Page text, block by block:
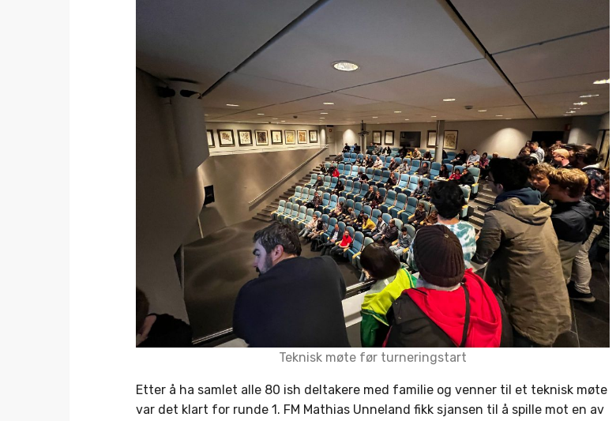
Teknisk møte før turneringstart
Etter å ha samlet alle 80 ish deltakere med familie og venner til et teknisk møte
var det klart for runde 1. FM Mathias Unneland fikk sjansen til å spille mot en av